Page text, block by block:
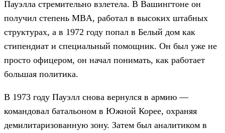
Пауэлла стремительно взлетела. В Вашингтоне он
получил степень MBA, работал в высоких штабных
структурах, а в 1972 году попал в Белый дом как
стипендиат и специальный помощник. Он был уже не
просто офицером, он начал понимать, как работает
большая политика.
В 1973 году Пауэлл снова вернулся в армию —
командовал батальоном в Южной Корее, охраняя
демилитаризованную зону. Затем был аналитиком в